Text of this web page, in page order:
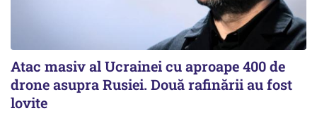
Atac masiv al Ucrainei cu aproape 400 de
drone asupra Rusiei. Două rafinării au fost
lovite